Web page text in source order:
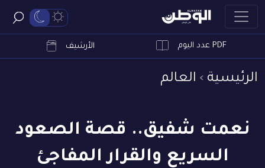
PDF عدد اليوم الأرشيف
الرئيسية العالم
نعمت شفيق.. قصة الصعود
السريع والقرار المفاجئ